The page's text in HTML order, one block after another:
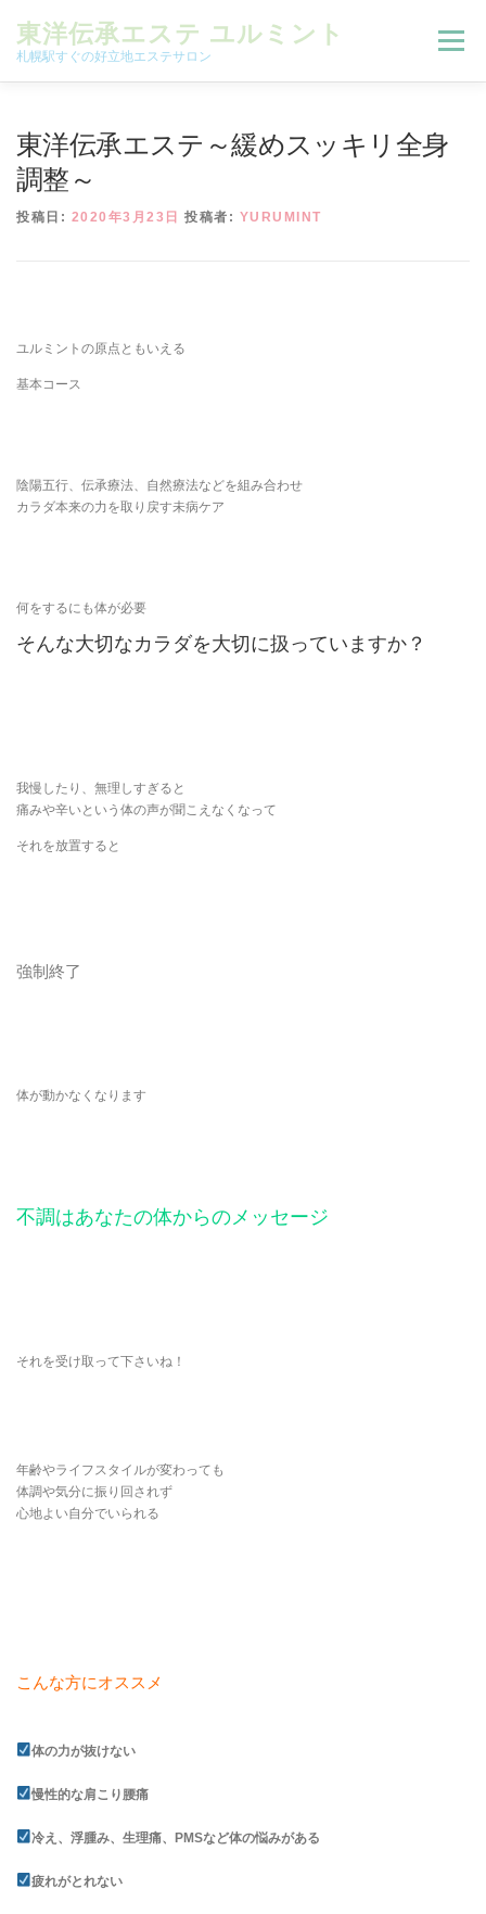
東洋伝承エステ ユルミント
札幌駅すぐの好立地エステサロン
メニュー
東洋伝承エステ～緩めスッキリ全身
調整～
投稿日: 2020年3月23日 投稿者: YURUMINT
ユルミントの原点ともいえる
基本コース
陰陽五行、伝承療法、自然療法などを組み合わせ
カラダ本来の力を取り戻す未病ケア
何をするにも体が必要
そんな大切なカラダを大切に扱っていますか？
我慢したり、無理しすぎると
痛みや辛いという体の声が聞こえなくなって
それを放置すると
強制終了
体が動かなくなります
不調はあなたの体からのメッセージ
それを受け取って下さいね！
年齢やライフスタイルが変わっても
体調や気分に振り回されず
心地よい自分でいられる
こんな方にオススメ
体の力が抜けない
慢性的な肩こり腰痛
冷え、浮腫み、生理痛、PMSなど体の悩みがある
疲れがとれない